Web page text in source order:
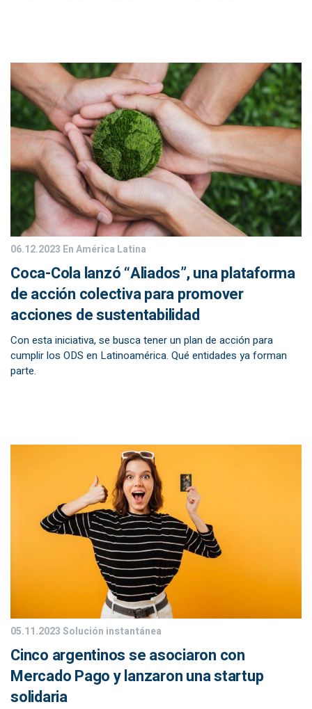
06.12.2023 En América Latina
Coca-Cola lanzó “Aliados”, una plataforma
de acción colectiva para promover
acciones de sustentabilidad
Con esta iniciativa, se busca tener un plan de acción para
cumplir los ODS en Latinoamérica. Qué entidades ya forman
parte.
05.11.2023Solución instantánea
Cinco argentinos se asociaron con
Mercado Pago y lanzaron una startup
solidaria